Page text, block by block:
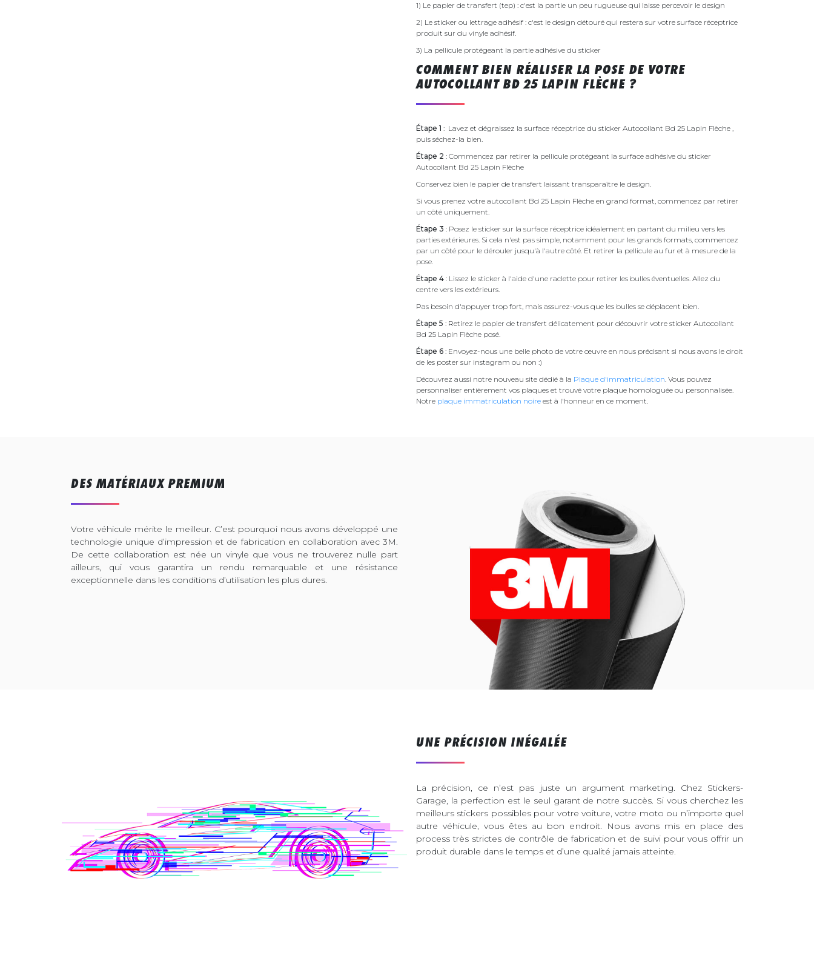
1) Le papier de transfert (tep) : c'est la partie un peu rugueuse qui laisse percevoir le design
2) Le sticker ou lettrage adhésif : c'est le design détouré qui restera sur votre surface réceptrice
produit sur du vinyle adhésif.
3) La pellicule protégeant la partie adhésive du sticker
COMMENT BIEN RÉALISER LA POSE DE VOTRE
AUTOCOLLANT BD 25 LAPIN FLÈCHE ?
Étape 1 : Lavez et dégraissez la surface réceptrice du sticker Autocollant Bd 25 Lapin Flèche ,
puis séchez-la bien.
Étape 2 : Commencez par retirer la pellicule protégeant la surface adhésive du sticker
Autocollant Bd 25 Lapin Flèche
Conservez bien le papier de transfert laissant transparaître le design.
Si vous prenez votre autocollant Bd 25 Lapin Flèche en grand format, commencez par retirer
un côté uniquement.
Étape 3 : Posez le sticker sur la surface réceptrice idéalement en partant du milieu vers les
parties extérieures. Si cela n'est pas simple, notamment pour les grands formats, commencez
par un côté pour le dérouler jusqu'à l'autre côté. Et retirer la pellicule au fur et à mesure de la
pose.
Étape 4 : Lissez le sticker à l'aide d'une raclette pour retirer les bulles éventuelles. Allez du
centre vers les extérieurs.
Pas besoin d'appuyer trop fort, mais assurez-vous que les bulles se déplacent bien.
Étape 5 : Retirez le papier de transfert délicatement pour découvrir votre sticker Autocollant
Bd 25 Lapin Flèche posé.
Étape 6 : Envoyez-nous une belle photo de votre œuvre en nous précisant si nous avons le droit
de les poster sur instagram ou non :)
Découvrez aussi notre nouveau site dédié à la Plaque d'immatriculation. Vous pouvez
personnaliser entièrement vos plaques et trouvé votre plaque homologuée ou personnalisée.
Notre plaque immatriculation noire est à l'honneur en ce moment.
DES MATÉRIAUX PREMIUM
Votre véhicule mérite le meilleur. C’est pourquoi nous avons développé une
technologie unique d’impression et de fabrication en collaboration avec 3M.
De cette collaboration est née un vinyle que vous ne trouverez nulle part
ailleurs, qui vous garantira un rendu remarquable et une résistance
exceptionnelle dans les conditions d’utilisation les plus dures.
UNE PRÉCISION INÉGALÉE
La précision, ce n’est pas juste un argument marketing. Chez Stickers-
Garage, la perfection est le seul garant de notre succès. Si vous cherchez les
meilleurs stickers possibles pour votre voiture, votre moto ou n’importe quel
autre véhicule, vous êtes au bon endroit. Nous avons mis en place des
process très strictes de contrôle de fabrication et de suivi pour vous offrir un
produit durable dans le temps et d’une qualité jamais atteinte.